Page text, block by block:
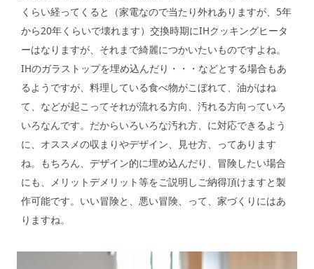
くらい経ってくると（家電なので当たり外れありますが、5年
から20年くらいで壊れます）交換時期にIHクッキングヒータ
ーはなりますが、それまで綺麗につかいたいものですよね。
IHのガラストップを埋め込んだり・・・などとする場合もあ
るようですが、料理している食べ物がこぼれて、油がはね
て、などが起こってそれが流れる方向、汚れる方向っていろ
いろなんです。だからいろいろな汚れ方、に対応できるよう
に、オススメの収まりやデザイン、見せ方、ってあります
ね。もちろん、デザイン的に埋め込んだり、冒険したい場合
にも、メリットデメリット等をご説明しご納得頂けますと製
作可能です。いい冒険と、悪い冒険、って、家づくりにはあ
りますね。